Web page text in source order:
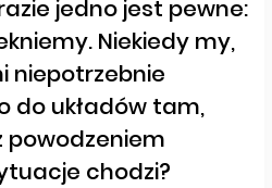
jedno jest pewne:
Niekiedy my,
niepotrzebnie
do układów tam,
powodzeniem
chodzi?